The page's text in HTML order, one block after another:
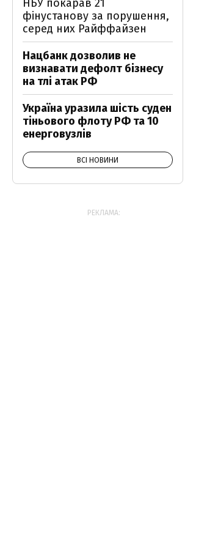
НБУ покарав 21
фінустанову за порушення,
серед них Райффайзен
Нацбанк дозволив не
визнавати дефолт бізнесу
на тлі атак РФ
Україна уразила шість суден
тіньового флоту РФ та 10
енерговузлів
ВСІ НОВИНИ
РЕКЛАМА: